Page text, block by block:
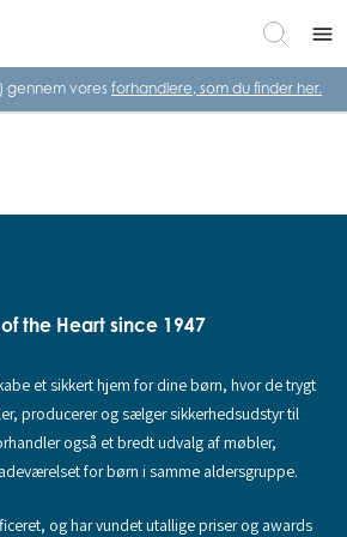
menu
gennem vores forhandlere, som du finder her.
the Heart since 1947
et sikkert hjem for dine børn, hvor de trygt
producerer og sælger sikkerhedsudstyr til
også et bredt udvalg af møbler,
for børn i samme aldersgruppe.
og har vundet utallige priser og awards